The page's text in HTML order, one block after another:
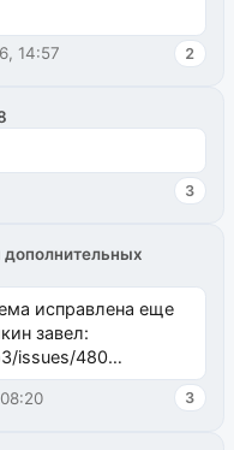
14:57 2
3
исправлена еще
завел:
issues/480
issues/481Исправим
3